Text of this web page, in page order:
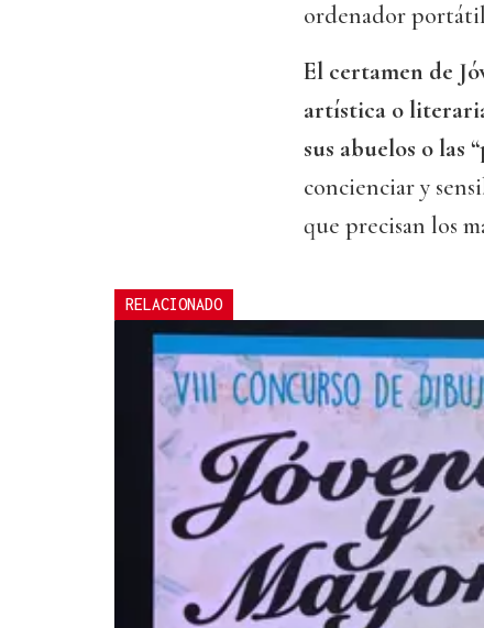
ordenador
El certamen de
artística o
sus abuelos o las
concienciar y
que precisan los
RELACIONADO